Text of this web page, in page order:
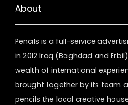
About
Pencils is a full-service
in 2012 Iraq (Baghdad and
wealth of international
brought together by its team
pencils the local creative